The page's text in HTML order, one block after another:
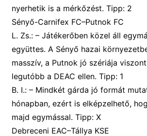
nyerhetik is a mérkőzést. Tipp: 2
Sényő-Carnifex FC–Putnok FC
L. Zs.: – Játékerőben közel áll
együttes. A Sényő hazai
masszív, a Putnok jó szériája
legutóbb a DEAC ellen. Tipp: 1
B. I.: – Mindkét gárda jó formát
hónapban, ezért is elképzelhető,
majd egymással. Tipp: X
Debreceni EAC–Tállya KSE